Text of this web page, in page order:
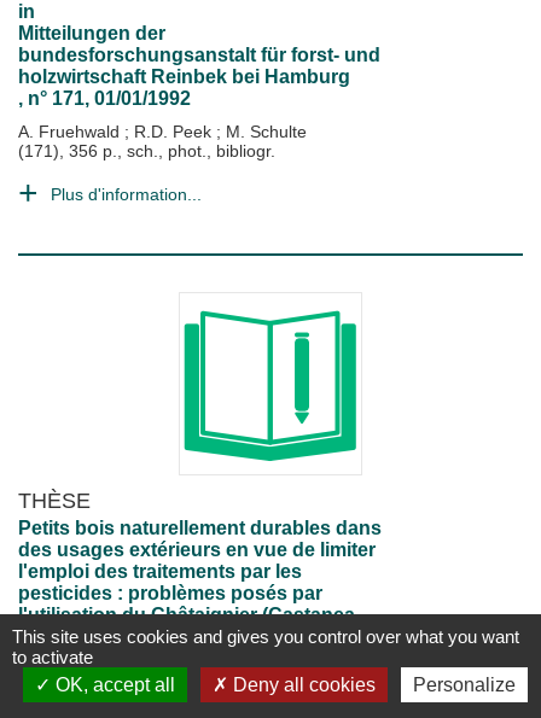
in
Mitteilungen der
bundesforschungsanstalt für forst- und
holzwirtschaft Reinbek bei Hamburg
, n° 171, 01/01/1992
A. Fruehwald ; R.D. Peek ; M. Schulte
(171), 356 p., sch., phot., bibliogr.
Plus d'information...
THÈSE
Petits bois naturellement durables dans
des usages extérieurs en vue de limiter
l'emploi des traitements par les
pesticides : problèmes posés par
l'utilisation du Châtaignier (Castanea
sativa Mill.) et intérêts d'un traitement de
type friture à basse température. Thèse
soutenue le 9 janvier 2001.
This site uses cookies and gives you control over what you want
to activate
OK, accept all
Deny all cookies Personalize